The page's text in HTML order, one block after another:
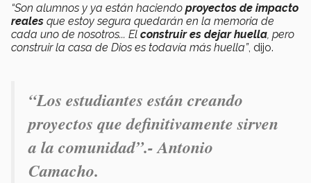
“Son alumnos y ya están haciendo proyectos de impacto
reales que estoy segura quedarán en la memoria de
cada uno de nosotros... El construir es dejar huella , pero
construir la casa de Dios es todavía más huella”, dijo.
“Los estudiantes están creando
proyectos que definitivamente sirven
a la comunidad”.- Antonio
Camacho.